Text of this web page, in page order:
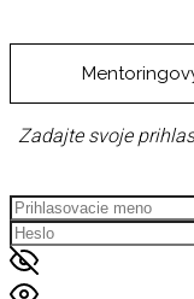
Zadajte svoje